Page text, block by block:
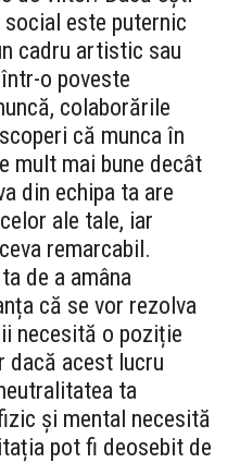
este puternic
cadru artistic sau
o poveste
colaborările
că munca în
mult mai bune decât
din echipa ta are
ale tale, iar
remarcabil.
de a amâna
că se vor rezolva
necesită o poziție
dacă acest lucru
ta
și mental necesită
pot fi deosebit de